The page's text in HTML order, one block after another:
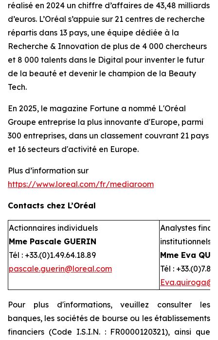
réalisé en 2024 un chiffre d’affaires de 43,48 milliards
d’euros. L’Oréal s’appuie sur 21 centres de recherche
répartis dans 13 pays, une équipe dédiée à la
Recherche & Innovation de plus de 4 000 chercheurs
et 8 000 talents dans le Digital pour inventer le futur
de la beauté et devenir le champion de la Beauty
Tech.
En 2025, le magazine Fortune a nommé L'Oréal
Groupe entreprise la plus innovante d'Europe, parmi
300 entreprises, dans un classement couvrant 21 pays
et 16 secteurs d'activité en Europe.
Plus d’information sur
https://www.loreal.com/fr/mediaroom
Contacts chez L’Oréal
Actionnaires individuels
Mme Pascale GUERIN
Tél : +33.(0)1.49.64.18.89
pascale.guerin@loreal.com
Analystes
institutionnels
Mme Eva
Tél :
Pour plus d'informations, veuillez consulter les
banques, les sociétés de bourse ou les établissements
financiers (Code I.S.I.N. : FR0000120321), ainsi que